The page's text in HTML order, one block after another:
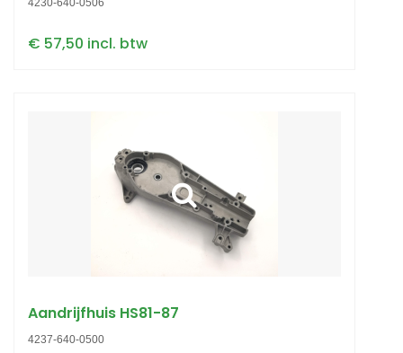
4230-640-0506
€ 57,50 incl. btw
Aandrijfhuis HS81-87
4237-640-0500